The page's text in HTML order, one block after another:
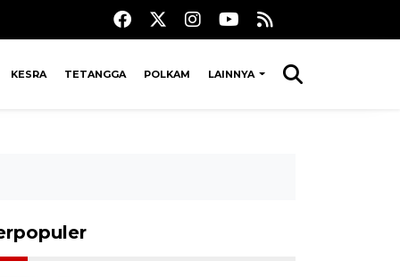
KESRA TETANGGA POLKAM LAINNYA